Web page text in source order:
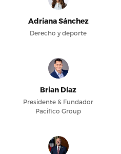
Adriana Sánchez
Derecho y deporte
Brian Díaz
Presidente & Fundador
Pacifico Group